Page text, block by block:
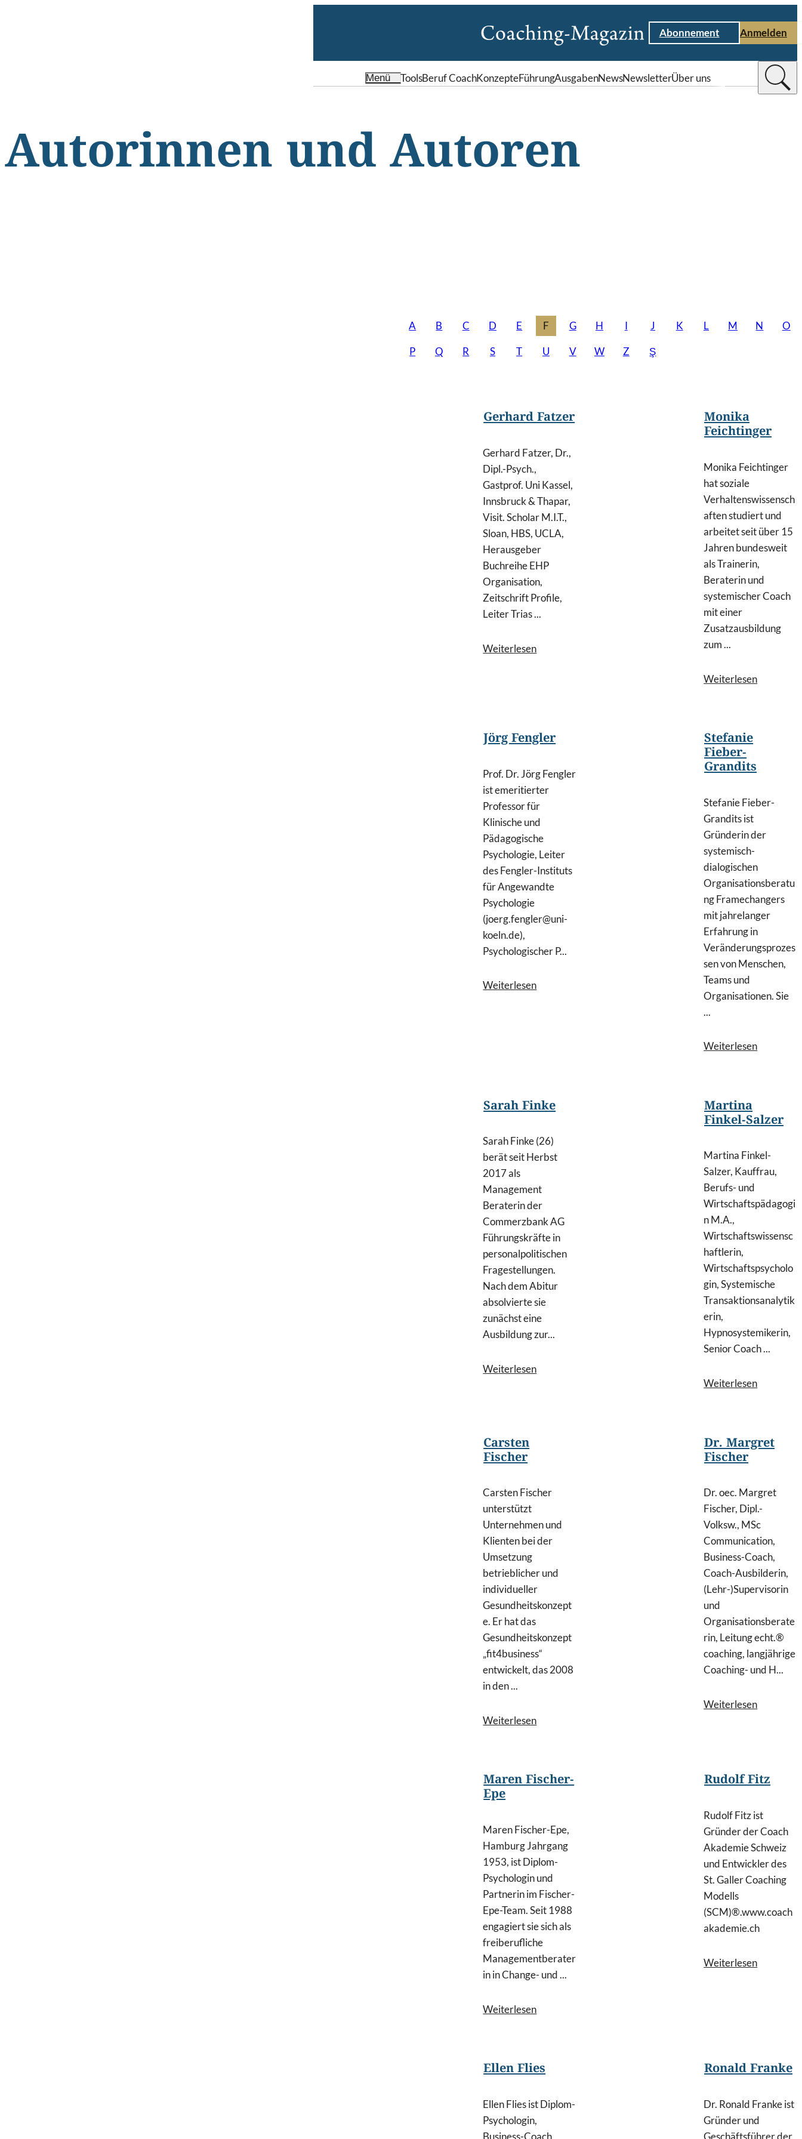
Abonnement Anmelden
Menü ToolsBeruf CoachKonzepteFührungAusgabenNewsNewsletterÜber uns
Autorinnen und Autoren
A B C D E F G H I J K L M N O
P Q R S T U V W Z Ş
Gerhard Fatzer
Gerhard Fatzer, Dr.,
Dipl.-Psych.,
Gastprof. Uni Kassel,
Innsbruck & Thapar,
Visit. Scholar M.I.T.,
Sloan, HBS, UCLA,
Herausgeber
Buchreihe EHP
Organisation,
Zeitschrift Profile,
Leiter Trias ...
Weiterlesen
Monika
Feichtinger
Monika Feichtinger
hat soziale
Verhaltenswissensch
aften studiert und
arbeitet seit über 15
Jahren bundesweit
als Trainerin,
Beraterin und
systemischer Coach
mit einer
Zusatzausbildung
zum ...
Weiterlesen
Jörg Fengler
Prof. Dr. Jörg Fengler
ist emeritierter
Professor für
Klinische und
Pädagogische
Psychologie, Leiter
des Fengler-Instituts
für Angewandte
Psychologie
(joerg.fengler@uni-
koeln.de),
Psychologischer P...
Weiterlesen
Stefanie
Fieber-
Grandits
Stefanie Fieber-
Grandits ist
Gründerin der
systemisch-
dialogischen
Organisationsberatu
ng Framechangers
mit jahrelanger
Erfahrung in
Veränderungsprozes
sen von Menschen,
Teams und
Organisationen. Sie
...
Weiterlesen
Sarah Finke
Sarah Finke (26)
berät seit Herbst
2017 als
Management
Beraterin der
Commerzbank AG
Führungskräfte in
personalpolitischen
Fragestellungen.
Nach dem Abitur
absolvierte sie
zunächst eine
Ausbildung zur...
Weiterlesen
Martina
Finkel-Salzer
Martina Finkel-
Salzer, Kauffrau,
Berufs- und
Wirtschaftspädagogi
n M.A.,
Wirtschaftswissensc
haftlerin,
Wirtschaftspsycholo
gin, Systemische
Transaktionsanalytik
erin,
Hypnosystemikerin,
Senior Coach ...
Weiterlesen
Carsten
Fischer
Carsten Fischer
unterstützt
Unternehmen und
Klienten bei der
Umsetzung
betrieblicher und
individueller
Gesundheitskonzept
e. Er hat das
Gesundheitskonzept
„fit4business“
entwickelt, das 2008
in den ...
Weiterlesen
Dr. Margret
Fischer
Dr. oec. Margret
Fischer, Dipl.-
Volksw., MSc
Communication,
Business-Coach,
Coach-Ausbilderin,
(Lehr-)Supervisorin
und
Organisationsberate
rin, Leitung echt.®
coaching, langjährige
Coaching- und H...
Weiterlesen
Maren Fischer-
Epe
Maren Fischer-Epe,
Hamburg Jahrgang
1953, ist Diplom-
Psychologin und
Partnerin im Fischer-
Epe-Team. Seit 1988
engagiert sie sich als
freiberufliche
Managementberater
in in Change- und ...
Weiterlesen
Rudolf Fitz
Rudolf Fitz ist
Gründer der Coach
Akademie Schweiz
und Entwickler des
St. Galler Coaching
Modells
(SCM)®.www.coach
akademie.ch
Weiterlesen
Ellen Flies
Ellen Flies ist Diplom-
Psychologin,
Business-Coach,
Ronald Franke
Dr. Ronald Franke ist
Gründer und
Geschäftsführer der